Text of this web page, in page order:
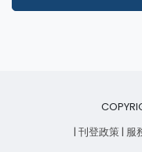
| 刊登政策 | 服